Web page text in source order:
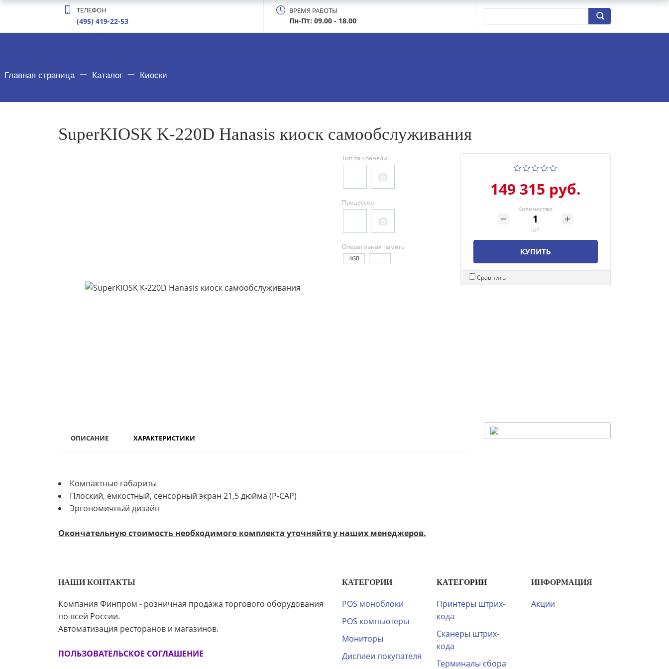
ТЕЛЕФОН
(495) 419-22-53
ВРЕМЯ РАБОТЫ
Пн-Пт: 09.00 - 18.00
Главная страница Каталог Киоски
SuperKIOSK K-220D Hanasis киоск самообслуживания
Тип тач панели
Процессор
Оперативная память
4GB -
149 315 руб.
Количество
шт
КУПИТЬ
Сравнить
ОПИСАНИЕ ХАРАКТЕРИСТИКИ
Компактные габариты
Плоский, емкостный, сенсорный экран 21,5 дюйма (P-CAP)
Эргономичный дизайн
Окончательную стоимость необходимого комплекта уточняйте у наших менеджеров.
НАШИ КОНТАКТЫ
Компания Финпром - розничная продажа торгового оборудования
по всей России.
Автоматизация ресторанов и магазинов.
ПОЛЬЗОВАТЕЛЬСКОЕ СОГЛАШЕНИЕ
КАТЕГОРИИ
POS моноблоки
POS компьютеры
Мониторы
Дисплеи покупателя
КАТЕГОРИИ
Принтеры штрих-
кода
Сканеры штрих-
кода
Терминалы сбора
ИНФОРМАЦИЯ
Акции